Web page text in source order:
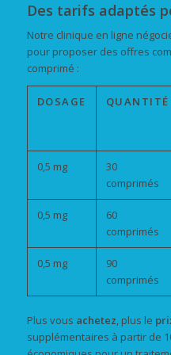
Des tarifs adaptés
Notre clinique en ligne
pour proposer des offres
comprimé :
DOSAGE QUANTITÉ
0,5 mg
30
comprimés
0,5 mg
60
comprimés
0,5 mg
90
comprimés
Plus vous achetez, plus le
supplémentaires à partir de